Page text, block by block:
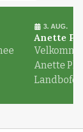
3. AUG.
Anette
Anette